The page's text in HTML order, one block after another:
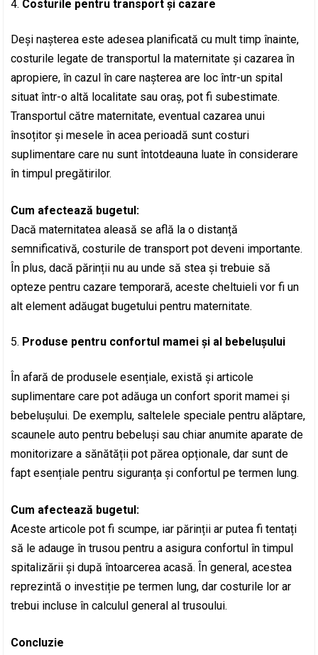
Costurile pentru transport și cazare
Deși nașterea este adesea planificată cu mult timp înainte,
costurile legate de transportul la maternitate și cazarea în
apropiere, în cazul în care nașterea are loc într-un spital
situat într-o altă localitate sau oraș, pot fi subestimate.
Transportul către maternitate, eventual cazarea unui
însoțitor și mesele în acea perioadă sunt costuri
suplimentare care nu sunt întotdeauna luate în considerare
în timpul pregătirilor.
Cum afectează bugetul:
Dacă maternitatea aleasă se află la o distanță
semnificativă, costurile de transport pot deveni importante.
În plus, dacă părinții nu au unde să stea și trebuie să
opteze pentru cazare temporară, aceste cheltuieli vor fi un
alt element adăugat bugetului pentru maternitate.
Produse pentru confortul mamei și al bebelușului
În afară de produsele esențiale, există și articole
suplimentare care pot adăuga un confort sporit mamei și
bebelușului. De exemplu, saltelele speciale pentru alăptare,
scaunele auto pentru bebeluși sau chiar anumite aparate de
monitorizare a sănătății pot părea opționale, dar sunt de
fapt esențiale pentru siguranța și confortul pe termen lung.
Cum afectează bugetul:
Aceste articole pot fi scumpe, iar părinții ar putea fi tentați
să le adauge în trusou pentru a asigura confortul în timpul
spitalizării și după întoarcerea acasă. În general, acestea
reprezintă o investiție pe termen lung, dar costurile lor ar
trebui incluse în calculul general al trusoului.
Concluzie